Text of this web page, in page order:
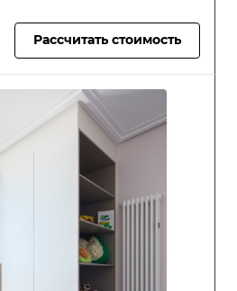
Рассчитать стоимость